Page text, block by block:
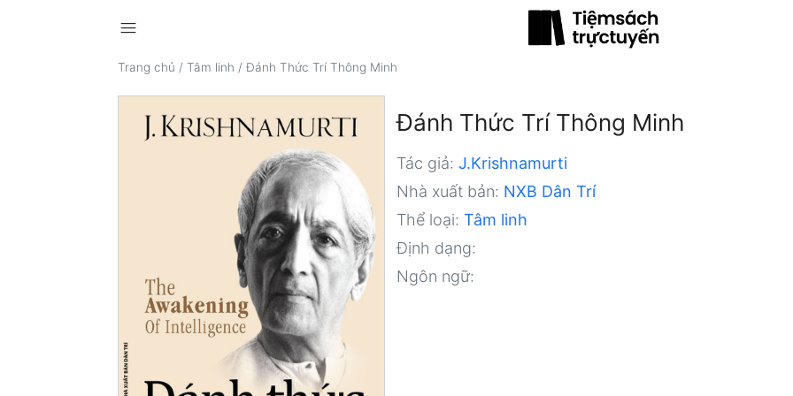
menu
Trang chủ /Tâm linh /Đánh Thức Trí Thông Minh
Đánh Thức Trí Thông Minh
Tác giả: J.Krishnamurti
Nhà xuất bản: NXB Dân Trí
Thể loại: Tâm linh
Định dạng:
Ngôn ngữ: